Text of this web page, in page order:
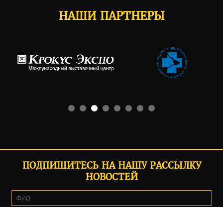
НАШИ ПАРТНЕРЫ
ПОДПИШИТЕСЬ НА НАШУ РАССЫЛКУ
НОВОСТЕЙ